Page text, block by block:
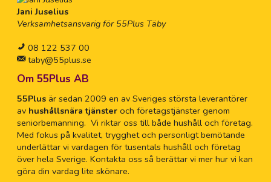
Jani Juselius
Verksamhetsansvarig för 55Plus Täby
08 122 537 00
taby@55plus.se
Om 55Plus AB
55Plusär sedan 2009 en av Sveriges största leverantörer
av hushållsnära tjänsteroch företagstjänster genom
seniorbemanning. Vi riktar oss till både hushåll och företag.
Med fokus på kvalitet, trygghet och personligt bemötande
underlättar vi vardagen för tusentals hushåll och företag
över hela Sverige. Kontakta oss så berättar vi mer hur vi kan
göra din vardag lite skönare.